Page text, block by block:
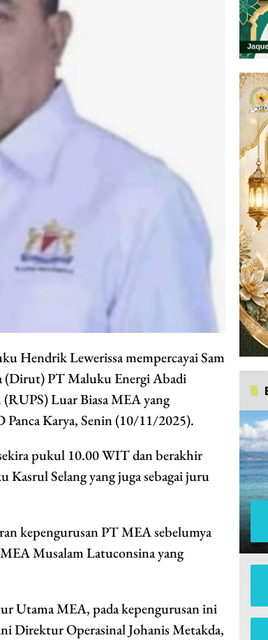
Hendrik Lewerissa mempercayai Sam
(Dirut) PT Maluku Energi Abadi
Luar Biasa MEA yang
Karya, Senin (10/11/2025).
pukul 10.00 WIT dan berakhir
Selang yang juga sebagai juru
kepengurusan PT MEA sebelumya
Musalam Latuconsina yang
Utama MEA, pada kepengurusan ini
Direktur Operasinal Johanis Metakda,